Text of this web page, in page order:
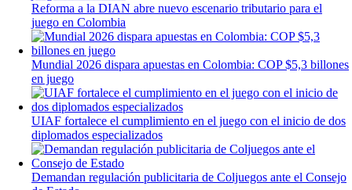
Reforma a la DIAN abre nuevo escenario tributario para el
juego en Colombia
Mundial 2026 dispara apuestas en Colombia: COP $5,3 billones
en juego
UIAF fortalece el cumplimiento en el juego con el inicio de dos
diplomados especializados
Demandan regulación publicitaria de Coljuegos ante el Consejo